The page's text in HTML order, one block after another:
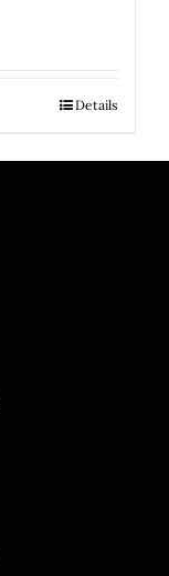
Details